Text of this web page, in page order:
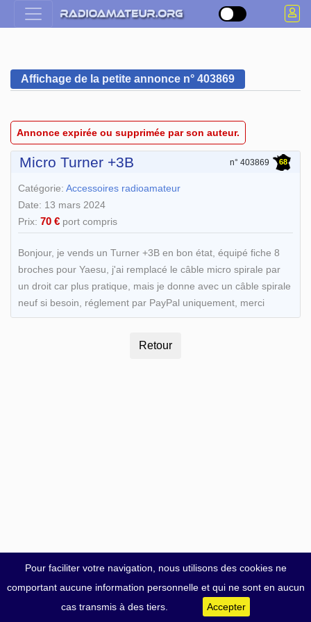
Pour faciliter votre navigation, nous utilisons des cookies ne
comportant aucune information personnelle et qui ne sont en aucun
cas transmis à des tiers.
Accepter
Affichage de la petite annonce n° 403869
Annonce expirée ou supprimée par son auteur.
Micro Turner +3B n° 403869 68
Catégorie: Accessoires radioamateur
Date: 13 mars 2024
Prix: 70 € port compris
Bonjour, je vends un Turner +3B en bon état, équipé fiche 8
broches pour Yaesu, j'ai remplacé le câble micro spirale par
un droit car plus pratique, mais je donne avec un câble spirale
neuf si besoin, réglement par PayPal uniquement, merci